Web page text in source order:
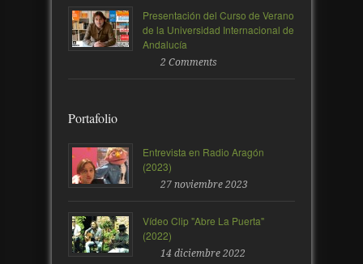
Presentación del Curso de Verano
de la Universidad Internacional de
Andalucía
2 Comments
Portafolio
Entrevista en Radio Aragón
(2023)
27 noviembre 2023
Vídeo Clip "Abre La Puerta"
(2022)
14 diciembre 2022